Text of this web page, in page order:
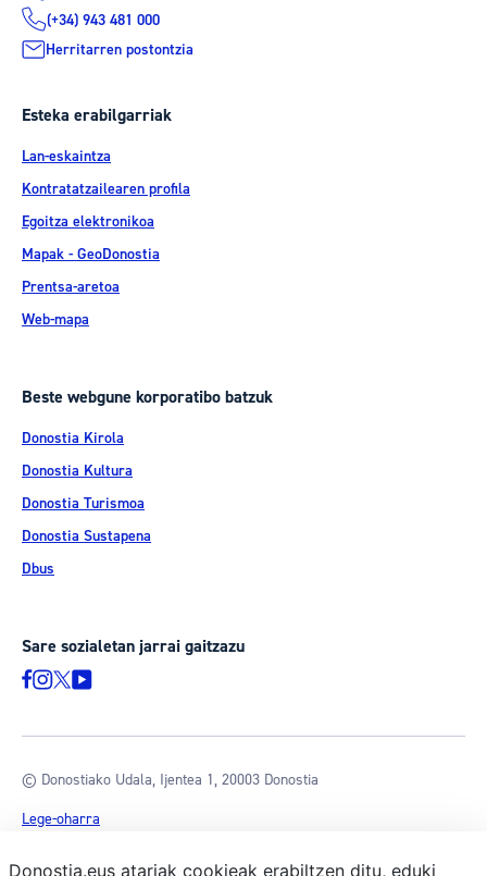
(+34) 943 481 000
Herritarren postontzia
Esteka erabilgarriak
Lan-eskaintza
Kontratatzailearen profila
Egoitza elektronikoa
Mapak - GeoDonostia
Prentsa-aretoa
Web-mapa
Beste webgune korporatibo batzuk
Donostia Kirola
Donostia Kultura
Donostia Turismoa
Donostia Sustapena
Dbus
Sare sozialetan jarrai gaitzazu
© Donostiako Udala, Ijentea 1, 20003 Donostia
Lege-oharra
Donostia.eus atariak cookieak erabiltzen ditu, eduki